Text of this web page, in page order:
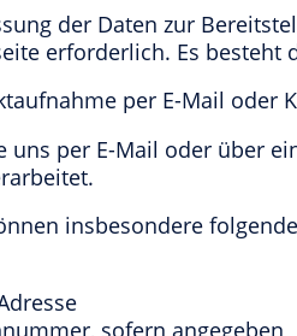
der Daten zur
erforderlich. Es besteht
per E-Mail oder
uns per E-Mail oder über
insbesondere
sofern angegeben